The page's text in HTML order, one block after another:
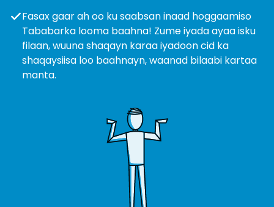
Fasax gaar ah oo ku saabsan inaad hoggaamiso
Tababarka looma baahna! Zume iyada ayaa isku
filaan, wuuna shaqayn karaa iyadoon cid ka
shaqaysiisa loo baahnayn, waanad bilaabi kartaa
manta.